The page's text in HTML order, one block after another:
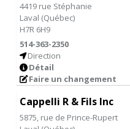
4419 rue Stéphanie
Laval (Québec)
H7R 6H9
514-363-2350
Direction
Détail
Faire un changement
Cappelli R & Fils Inc
5875, rue de Prince-Rupert